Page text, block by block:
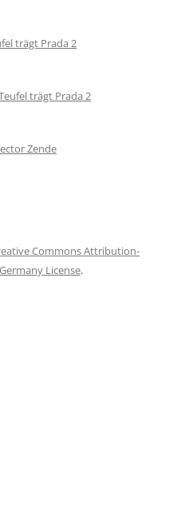
trägt Prada 2
trägt Prada 2
Zende
Commons Attribution-
License.